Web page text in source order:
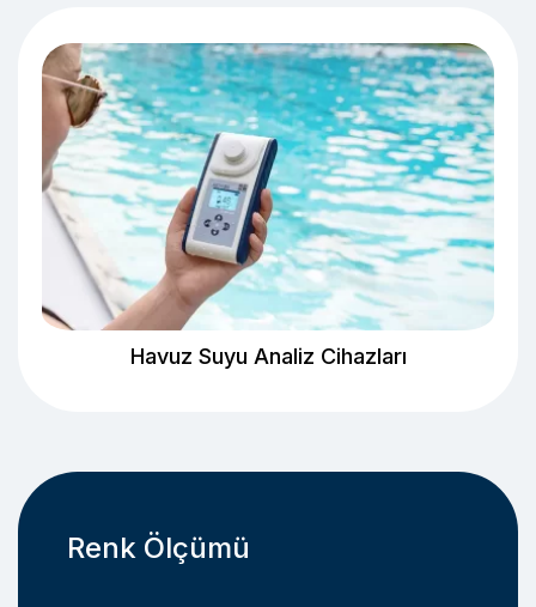
Havuz Suyu Analiz Cihazları
Renk Ölçümü